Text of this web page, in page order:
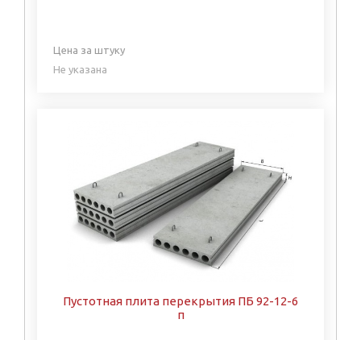
Цена за штуку
Не указана
Пустотная плита перекрытия ПБ 92-12-6
п